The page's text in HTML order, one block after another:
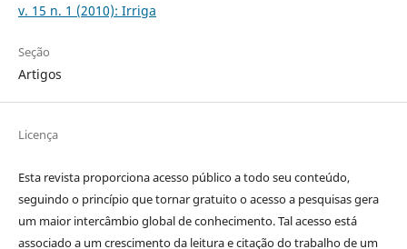
v. 15 n. 1 (2010): Irriga
Seção
Artigos
Licença
Esta revista proporciona acesso público a todo seu conteúdo,
seguindo o princípio que tornar gratuito o acesso a pesquisas gera
um maior intercâmbio global de conhecimento. Tal acesso está
associado a um crescimento da leitura e citação do trabalho de um